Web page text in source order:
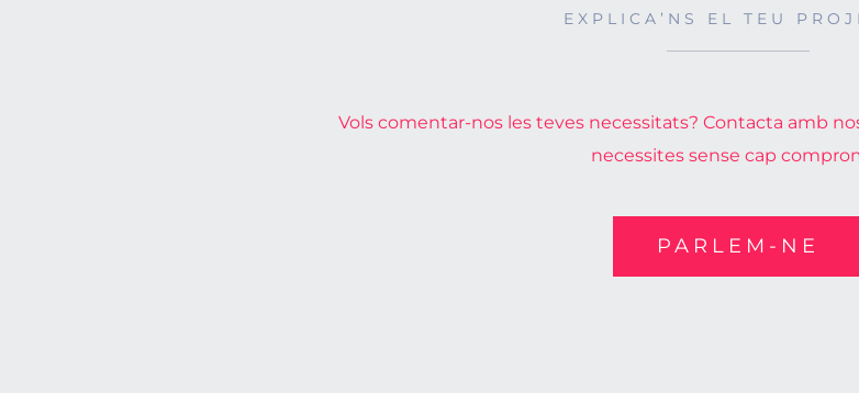
EXPLICA’NS EL TEU
Vols comentar-nos les teves necessitats? Contacta amb
necessites sense cap
PARLEM-NE